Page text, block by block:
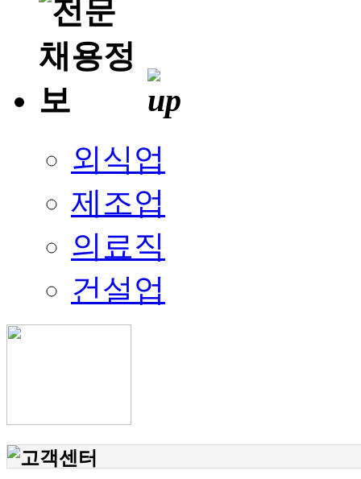
외식업
제조업
의료직
건설업